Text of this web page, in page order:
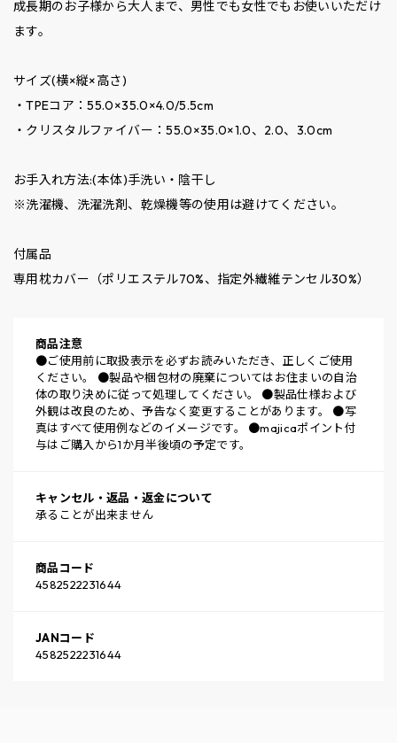
成長期のお子様から大人まで、男性でも女性でもお使いいただけ
ます。
サイズ(横×縦×高さ)
・TPEコア：55.0×35.0×4.0/5.5cm
・クリスタルファイバー：55.0×35.0×1.0、2.0、3.0cm
お手入れ方法:(本体)手洗い・陰干し
※洗濯機、洗濯洗剤、乾燥機等の使用は避けてください。
付属品
専用枕カバー（ポリエステル70%、指定外繊維テンセル30%）
商品注意
●ご使用前に取扱表示を必ずお読みいただき、正しくご使用
ください。 ●製品や梱包材の廃棄についてはお住まいの自治
体の取り決めに従って処理してください。 ●製品仕様および
外観は改良のため、予告なく変更することがあります。 ●写
真はすべて使用例などのイメージです。 ●majicaポイント付
与はご購入から1か月半後頃の予定です。
キャンセル・返品・返金について
承ることが出来ません
商品コード
4582522231644
JANコード
4582522231644